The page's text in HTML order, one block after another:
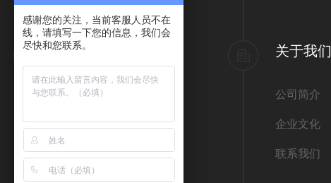
产品导航
意大利ATOS阿托斯
德国REXROTH力士乐
德国宝德BURKERT
关于我们
公司简介
企业文化
联系我们
感谢您的关注，当前客服人员不在
线，请填写一下您的信息，我们会
尽快和您联系。